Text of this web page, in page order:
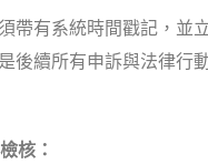
帶有系統時間戳記，並
後續所有申訴與法律行
核：